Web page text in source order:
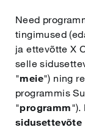
Need
tingimused
ja ettevõtte X
selle
"meie") ning
programmis
"programm").
sidusettevõte